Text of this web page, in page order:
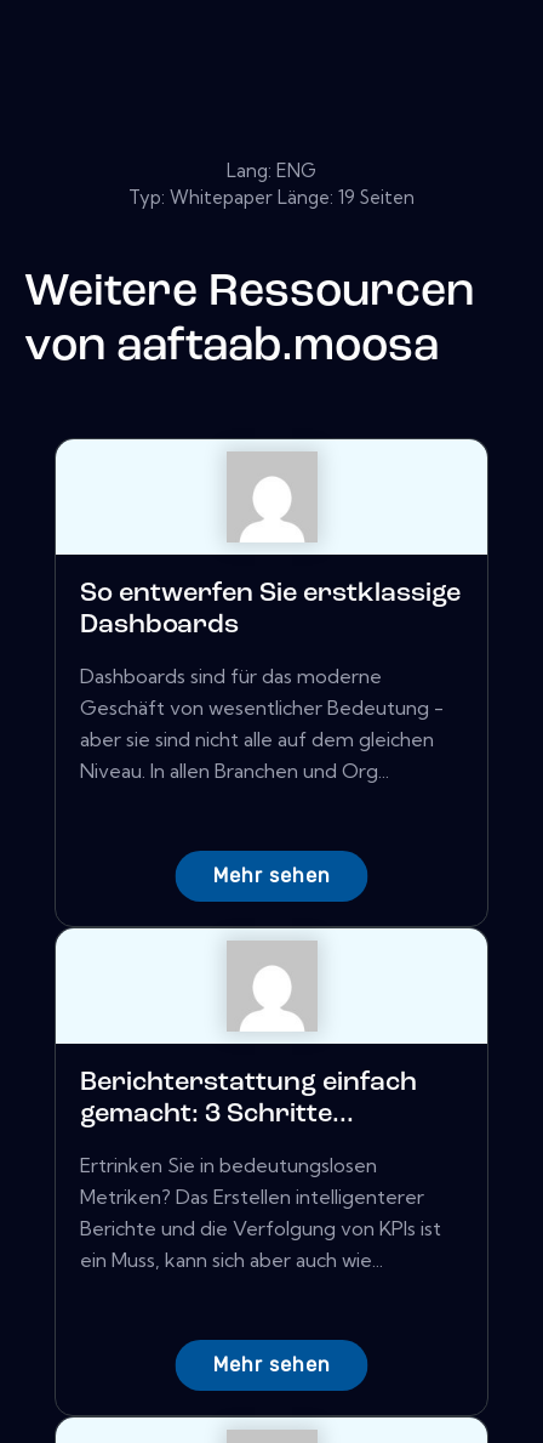
Lang: ENG
Typ: Whitepaper Länge: 19 Seiten
Weitere Ressourcen
von aaftaab.moosa
So entwerfen Sie erstklassige
Dashboards
Dashboards sind für das moderne
Geschäft von wesentlicher Bedeutung -
aber sie sind nicht alle auf dem gleichen
Niveau. In allen Branchen und Org...
Mehr sehen
Berichterstattung einfach
gemacht: 3 Schritte...
Ertrinken Sie in bedeutungslosen
Metriken? Das Erstellen intelligenterer
Berichte und die Verfolgung von KPIs ist
ein Muss, kann sich aber auch wie...
Mehr sehen